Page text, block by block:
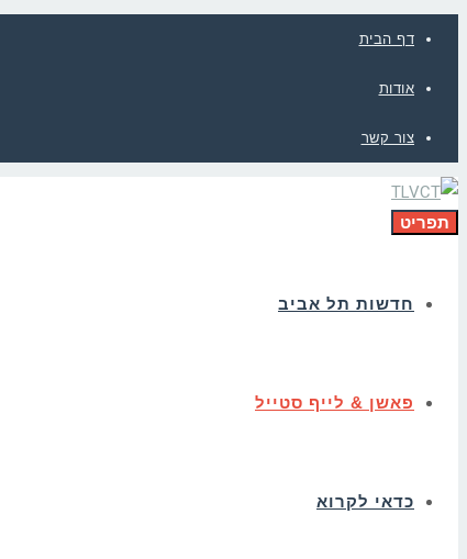
דף הבית
אודות
צור קשר
תפריט
חדשות תל אביב
פאשן & לייף סטייל
כדאי לקרוא